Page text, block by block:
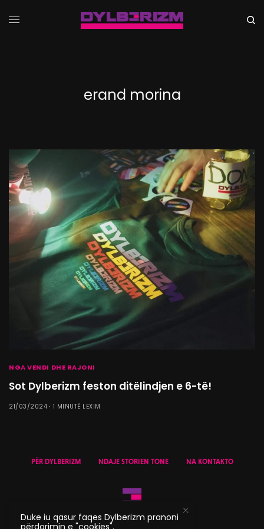
erand morina
NGA VENDI DHE RAJONI
Sot Dylberizm feston ditëlindjen e 6-të!
21/03/2024 1 MINUTË LEXIM
PËR DYLBERIZM NDAJE STORIEN TONE NA KONTAKTO
Duke iu qasur faqes Dylberizm pranoni
përdorimin e "cookies".